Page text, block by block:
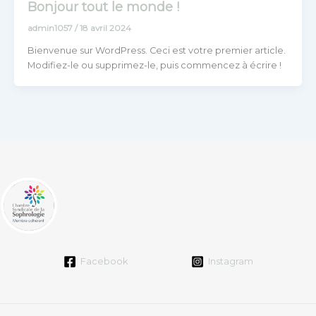
Bonjour tout le monde !
admin1057 /18 avril 2024
Bienvenue sur WordPress. Ceci est votre premier article.
Modifiez-le ou supprimez-le, puis commencez à écrire !
Facebook Instagram